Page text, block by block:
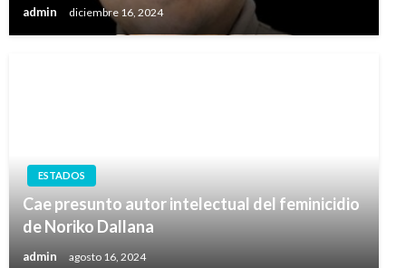
admin diciembre 16, 2024
ESTADOS
Cae presunto autor intelectual del feminicidio
de Noriko Dallana
admin agosto 16, 2024